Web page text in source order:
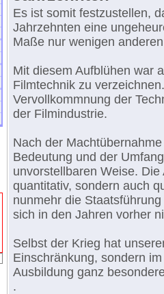
Es ist somit festzustellen,
Jahrzehnten eine
Maße nur wenigen
Mit diesem Aufblühen war
Filmtechnik zu
Vervollkommnung der
der Filmindustrie.
Nach der
Bedeutung und der
unvorstellbaren Weise.
quantitativ, sondern auch
nunmehr die
sich in den Jahren vorher
Selbst der Krieg hat
Einschränkung, sondern
Ausbildung ganz
.